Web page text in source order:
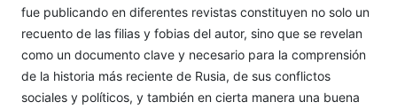
fue publicando en diferentes revistas constituyen no solo un
recuento de las filias y fobias del autor, sino que se revelan
como un documento clave y necesario para la comprensión
de la historia más reciente de Rusia, de sus conflictos
sociales y políticos, y también en cierta manera una buena